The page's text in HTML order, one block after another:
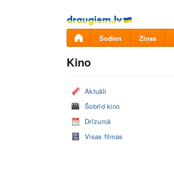
Pāriet
uz
saturu
Šodien Ziņas
Kino
Aktuāli
Šobrīd kino
Drīzumā
Visas filmas